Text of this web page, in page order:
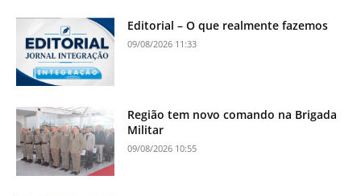
Editorial – O que realmente fazemos
09/08/2026 11:33
Região tem novo comando na Brigada
Militar
09/08/2026 10:55